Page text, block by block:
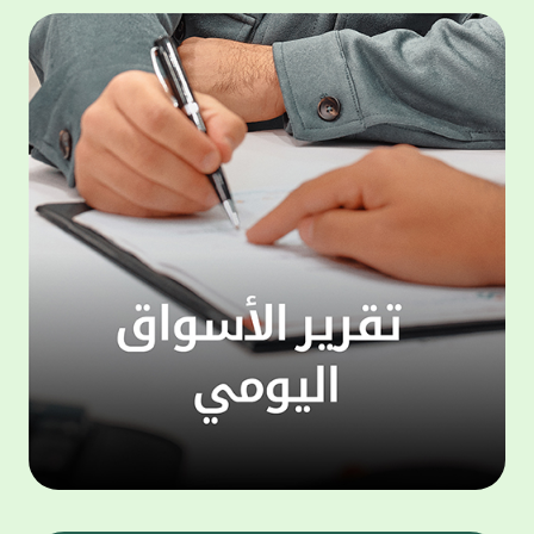
500,000 دينار، وجائزة شهرية بقيمة 100,000
دينار. وتعتبر هذه الحملة الجديدة من جوائز
حساب "الحصاد" سارية اعتبارا من شهر يناير
للعام الجاري، لتكون بمثابة مفاجأة سارة للعملاء
بالتزامن مع استئناف حملات السحوبات التي تتم
على الحسابات الاستثمارية والتي تجري تحت
إشراف جهات تدقيق مستقلة استعان بها البنك
لضمان أعلى مستويات النزاهة والشفافية.
ويهتم بيت التمويل الكويتي بتطوير مزايا حساب
"الحصاد"، والذي يعد من أبرز المنتجات المصرفية
التي يقدمها البنك نظرا لما حققه من إقبال
لافت وما حظي به من ثقة كبيرة من العملاء.
ويمنح حساب "الحصاد" فرصاً متزايدة للفوز حيث
وتزيد هذه الفرص كلما زاد العميل من مدة
احتفاظه برصيده، ليصبح الطريق إلى لقب
"مليونير بيت التمويل" أقرب وأكثر واقعية.
وبالنسبة لحساب "الرابح" فهو حساب مخصص